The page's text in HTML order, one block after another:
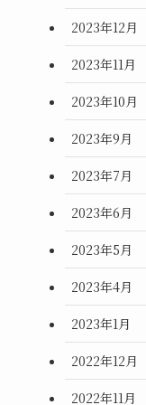
2023年12月
2023年11月
2023年10月
2023年9月
2023年7月
2023年6月
2023年5月
2023年4月
2023年1月
2022年12月
2022年11月